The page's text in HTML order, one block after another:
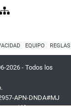
EQUIPO
2026 - Todos los
APN-DNDA#MJ
| Teléfono:+54 9 11